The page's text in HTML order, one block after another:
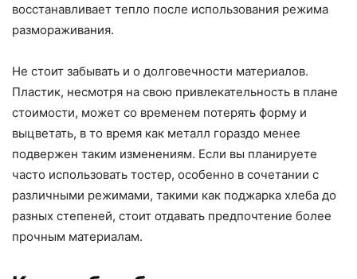
восстанавливает тепло после использования режима
размораживания.
Не стоит забывать и о долговечности материалов.
Пластик, несмотря на свою привлекательность в плане
стоимости, может со временем потерять форму и
выцветать, в то время как металл гораздо менее
подвержен таким изменениям. Если вы планируете
часто использовать тостер, особенно в сочетании с
различными режимами, такими как поджарка хлеба до
разных степеней, стоит отдавать предпочтение более
прочным материалам.